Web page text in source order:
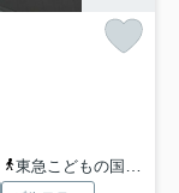
東急こどもの国線「恩田」駅 徒歩21分